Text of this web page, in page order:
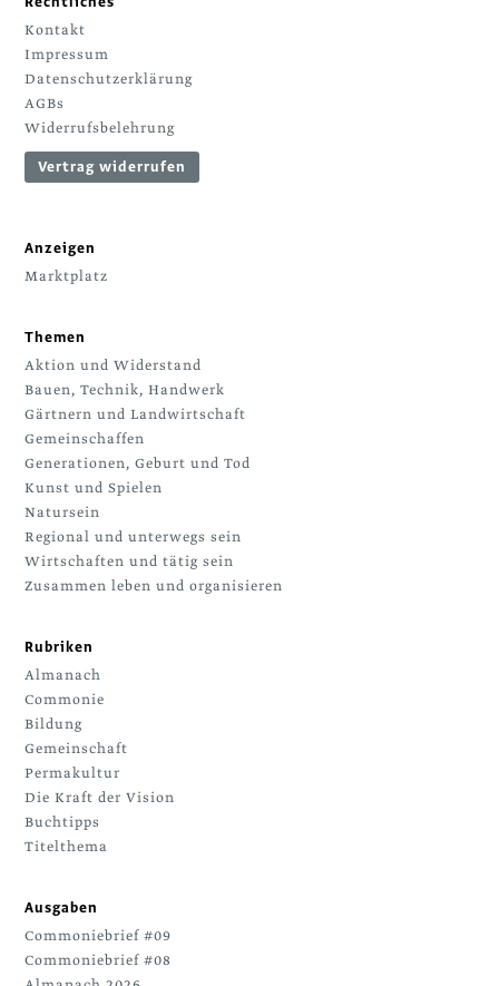
Kontakt
Impressum
Datenschutzerklärung
AGBs
Widerrufsbelehrung
Vertrag widerrufen
Anzeigen
Marktplatz
Themen
Aktion und Widerstand
Bauen, Technik, Handwerk
Gärtnern und Landwirtschaft
Gemeinschaffen
Generationen, Geburt und Tod
Kunst und Spielen
Natursein
Regional und unterwegs sein
Wirtschaften und tätig sein
Zusammen leben und organisieren
Rubriken
Almanach
Commonie
Bildung
Gemeinschaft
Permakultur
Die Kraft der Vision
Buchtipps
Titelthema
Ausgaben
Commoniebrief #09
Commoniebrief #08